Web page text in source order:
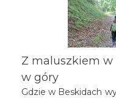
Z maluszkiem w
w góry
Gdzie w Beskidach